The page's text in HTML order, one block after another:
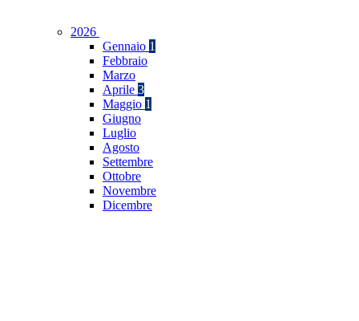
2026
Gennaio 1
Febbraio
Marzo
Aprile 3
Maggio 1
Giugno
Luglio
Agosto
Settembre
Ottobre
Novembre
Dicembre